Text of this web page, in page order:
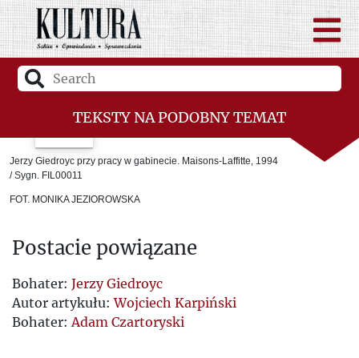
TEKSTY NA PODOBNY TEMAT
Zwycięstwo Giedroycia
Borys Łewycki i „Kultura”
Wyrwane strony
Malraux
Jerzy Giedroyc przy pracy w gabinecie. Maisons-Laffitte, 1994
/ Sygn. FIL00011
FOT. MONIKA JEZIOROWSKA
Postacie powiązane
Bohater: Jerzy Giedroyc
Autor artykułu:Wojciech Karpiński
Bohater:Adam Czartoryski